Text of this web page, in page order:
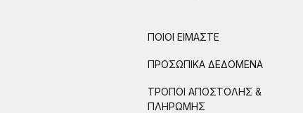
ΠΟΙΟΙ ΕΙΜΑΣΤΕ
ΠΡΟΣΩΠΙΚΑ ΔΕΔΟΜΕΝΑ
ΤΡΟΠΟΙ ΑΠΟΣΤΟΛΗΣ &
ΠΛΗΡΩΜΗΣ